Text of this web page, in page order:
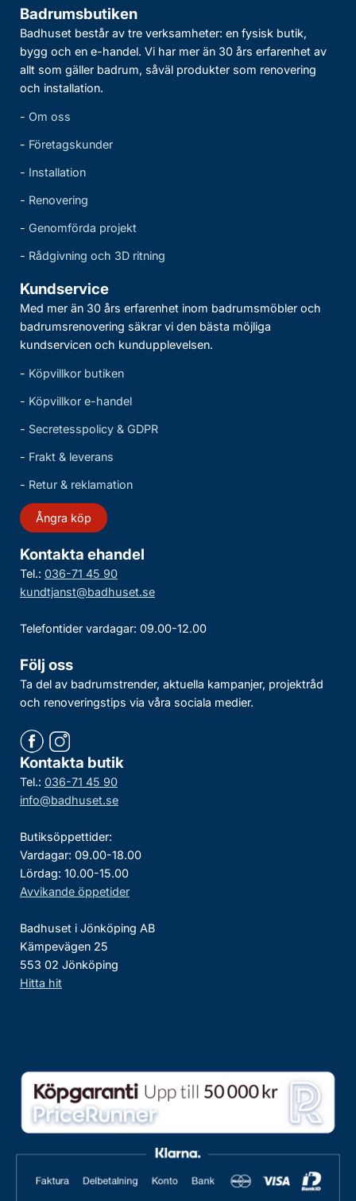
Badrumsbutiken
Badhuset består av tre verksamheter: en fysisk butik,
bygg och en e-handel. Vi har mer än 30 års erfarenhet av
allt som gäller badrum, såväl produkter som renovering
och installation.
- Om oss
- Företagskunder
- Installation
- Renovering
- Genomförda projekt
- Rådgivning och 3D ritning
Kundservice
Med mer än 30 års erfarenhet inom badrumsmöbler och
badrumsrenovering säkrar vi den bästa möjliga
kundservicen och kundupplevelsen.
- Köpvillkor butiken
- Köpvillkor e-handel
- Secretesspolicy & GDPR
- Frakt & leverans
- Retur & reklamation
Ångra köp
Kontakta ehandel
Tel.: 036-71 45 90
kundtjanst@badhuset.se
Telefontider vardagar: 09.00-12.00
Följ oss
Ta del av badrumstrender, aktuella kampanjer, projektråd
och renoveringstips via våra sociala medier.
Kontakta butik
Tel.: 036-71 45 90
info@badhuset.se
Butiksöppettider:
Vardagar: 09.00-18.00
Lördag: 10.00-15.00
Avvikande öppetider
Badhuset i Jönköping AB
Kämpevägen 25
553 02 Jönköping
Hitta hit